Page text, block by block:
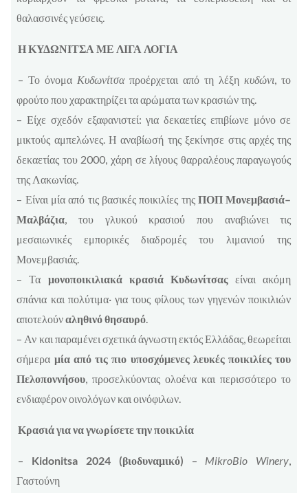
θαλασσινές γεύσεις.
Η ΚΥΔΩΝΙΤΣΑ ΜΕ ΛΙΓΑ ΛΟΓΙΑ
– Το όνομα Κυδωνίτσαπροέρχεται από τη λέξηκυδώνι, το
φρούτο που χαρακτηρίζει τα αρώματα των κρασιών της.
– Είχε σχεδόν εξαφανιστεί: για δεκαετίες επιβίωνε μόνο σε
μικτούς αμπελώνες. Η αναβίωσή της ξεκίνησε στις αρχές της
δεκαετίας του 2000, χάρη σε λίγους θαρραλέους παραγωγούς
της Λακωνίας.
– Είναι μία από τις βασικές ποικιλίες τηςΠΟΠ Μονεμβασιά–
Μαλβάζια, του γλυκού κρασιού που αναβιώνει τις
μεσαιωνικές εμπορικές διαδρομές του λιμανιού της
Μονεμβασιάς.
– Τα μονοποικιλιακά κρασιά Κυδωνίτσας είναι ακόμη
σπάνια και πολύτιμα· για τους φίλους των γηγενών ποικιλιών
αποτελούναληθινό θησαυρό.
– Αν και παραμένει σχετικά άγνωστη εκτός Ελλάδας, θεωρείται
σήμερα μία από τις πιο υποσχόμενες λευκές ποικιλίες του
Πελοποννήσου, προσελκύοντας ολοένα και περισσότερο το
ενδιαφέρον οινολόγων και οινόφιλων.
Κρασιά για να γνωρίσετε την ποικιλία
– Kidonitsa 2024 (βιοδυναμικό) – MikroBio Winery,
Γαστούνη